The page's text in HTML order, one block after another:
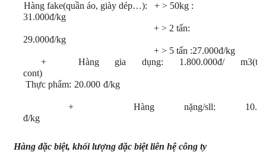
+ Hàng fake(quần áo, giày dép…): + > 50kg :
31 .000đ/kg
+ > 2 tấn:
29.000đ/kg
+ > 5 tấn :27.000đ/kg
+ Hàng gia dụng: 1.800.000đ/
cont)
+ Thực phẩm: 20.000 đ/kg
+ Hàng nặng/sll: 10.
đ/kg
Hàng đặc biệt, khối lượng đặc biệt liên hệ công ty